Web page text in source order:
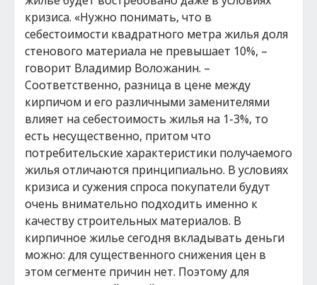
кризиса. «Нужно понимать, что в
себестоимости квадратного метра жилья доля
стенового материала не превышает 10%, –
говорит Владимир Воложанин. –
Соответственно, разница в цене между
кирпичом и его различными заменителями
влияет на себестоимость жилья на 1-3%, то
есть несущественно, притом что
потребительские характеристики получаемого
жилья отличаются принципиально. В условиях
кризиса и сужения спроса покупатели будут
очень внимательно подходить именно к
качеству строительных материалов. В
кирпичное жилье сегодня вкладывать деньги
можно: для существенного снижения цен в
этом сегменте причин нет. Поэтому для